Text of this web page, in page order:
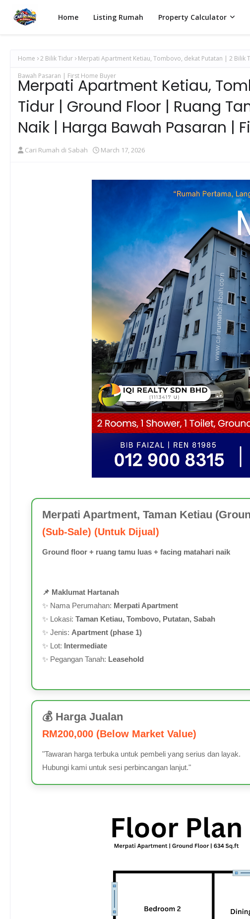
Home Listing Rumah Property Calculator
Home 2 Bilik Tidur Merpati Apartment Ketiau, Tombovo, dekat Putatan | 2
Bawah Pasaran | First Home Buyer
Merpati Apartment Ketiau,
Tidur | Ground Floor | Ruang
Naik | Harga Bawah Pasaran |
Cari Rumah di Sabah March 17, 2026
Merpati Apartment, Taman Ketiau
(Sub-Sale) (Untuk Dijual)
Ground floor + ruang tamu luas + facing matahari naik
📌 Maklumat Hartanah
✨ Nama Perumahan: Merpati Apartment
✨ Lokasi: Taman Ketiau, Tombovo, Putatan, Sabah
✨ Jenis: Apartment (phase 1)
✨ Lot: Intermediate
✨ Pegangan Tanah: Leasehold
💰 Harga Jualan
RM200,000 (Below Market Value)
"Tawaran harga terbuka untuk pembeli yang serius dan layak.
Hubungi kami untuk sesi perbincangan lanjut."